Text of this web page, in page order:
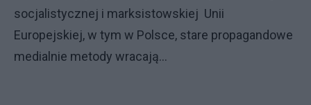
socjalistycznej i marksistowskiej Unii
Europejskiej, w tym w Polsce, stare propagandowe
medialnie metody wracają...